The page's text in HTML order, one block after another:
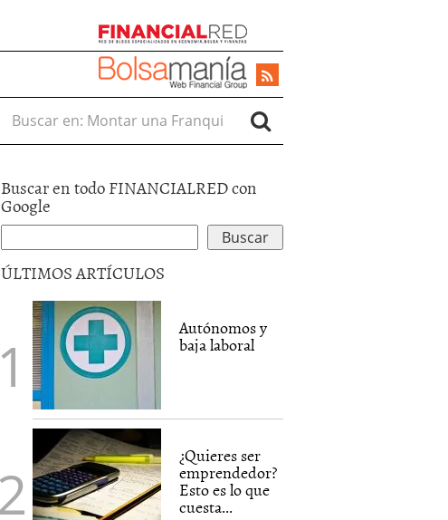
Buscar en:
Buscar en todo FINANCIALRED con
Google
ÚLTIMOS ARTÍCULOS
Autónomos y
baja laboral
¿Quieres ser
emprendedor?
Esto es lo que
cuesta...